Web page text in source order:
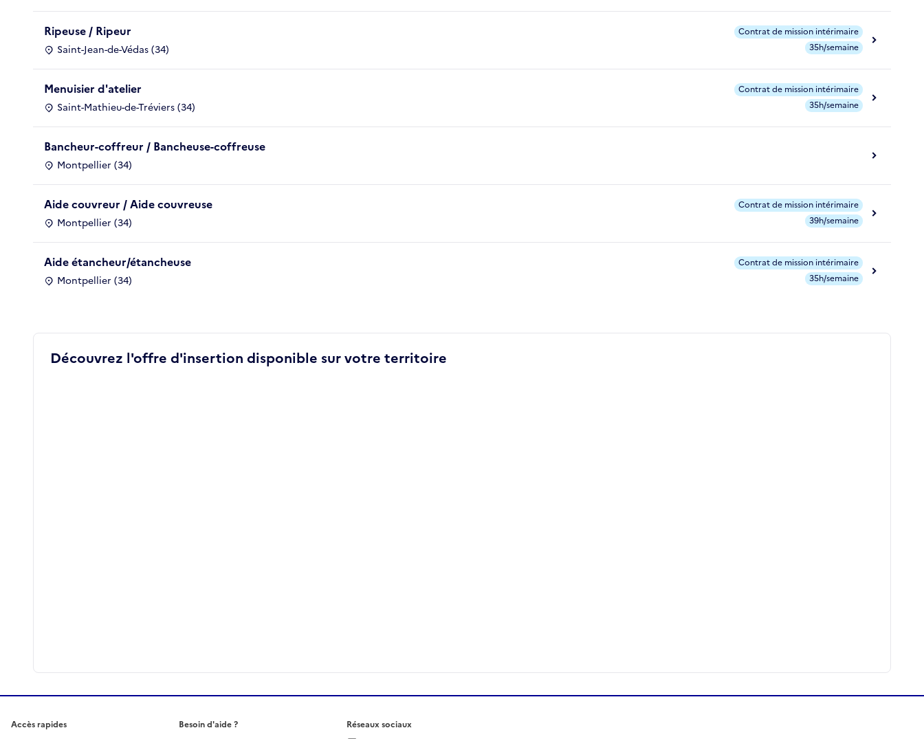
Ripeuse / Ripeur
Saint-Jean-de-Védas (34)
Contrat de mission intérimaire
35h/semaine
Menuisier d'atelier
Saint-Mathieu-de-Tréviers (34)
Contrat de mission intérimaire
35h/semaine
Bancheur-coffreur / Bancheuse-coffreuse
Montpellier (34)
Aide couvreur / Aide couvreuse
Montpellier (34)
Contrat de mission intérimaire
39h/semaine
Aide étancheur/étancheuse
Montpellier (34)
Contrat de mission intérimaire
35h/semaine
Découvrez l'offre d'insertion disponible sur votre territoire
Accès rapides
Besoin d'aide ?
Réseaux sociaux